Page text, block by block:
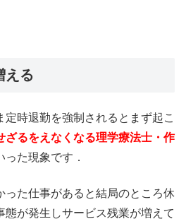
える
時退勤を強制されるとまず起こ
ざるをえなくなる理学療法士・作
った現象です．
った仕事があると結局のところ休
態が発生しサービス残業が増えて